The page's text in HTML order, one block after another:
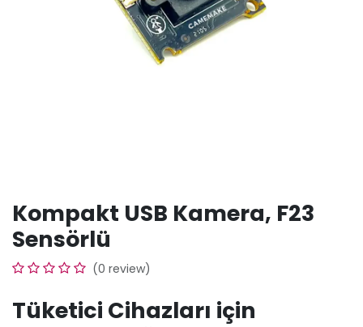
Kompakt USB Kamera, F23
Sensörlü
(0 review)
Tüketici Cihazları için